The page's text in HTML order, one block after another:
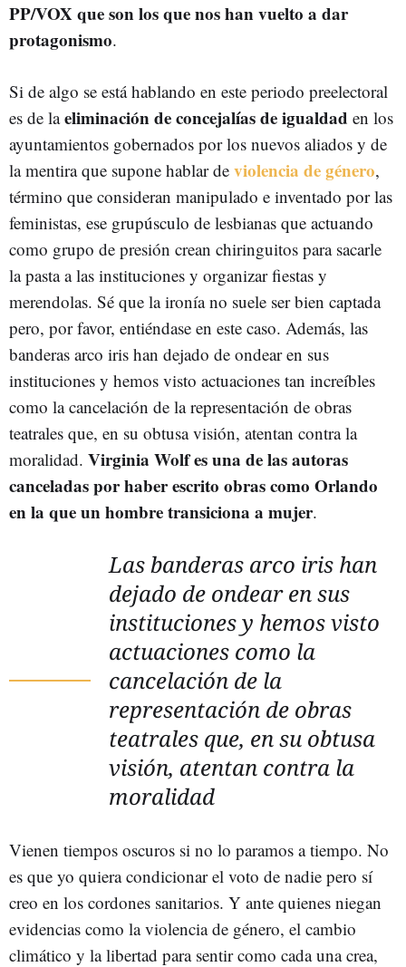
PP/VOX que son los que nos han vuelto a dar
protagonismo.
Si de algo se está hablando en este periodo preelectoral
es de laeliminación de concejalías de igualdad en los
ayuntamientos gobernados por los nuevos aliados y de
la mentira que supone hablar de violencia de género,
término que consideran manipulado e inventado por las
feministas, ese grupúsculo de lesbianas que actuando
como grupo de presión crean chiringuitos para sacarle
la pasta a las instituciones y organizar fiestas y
merendolas. Sé que la ironía no suele ser bien captada
pero, por favor, entiéndase en este caso. Además, las
banderas arco iris han dejado de ondear en sus
instituciones y hemos visto actuaciones tan increíbles
como la cancelación de la representación de obras
teatrales que, en su obtusa visión, atentan contra la
moralidad. Virginia Wolf es una de las autoras
canceladas por haber escrito obras como Orlando
en la que un hombre transiciona a mujer.
Las banderas arco iris han
dejado de ondear en sus
instituciones y hemos visto
actuaciones como la
cancelación de la
representación de obras
teatrales que, en su obtusa
visión, atentan contra la
moralidad
Vienen tiempos oscuros si no lo paramos a tiempo. No
es que yo quiera condicionar el voto de nadie pero sí
creo en los cordones sanitarios. Y ante quienes niegan
evidencias como la violencia de género, el cambio
climático y la libertad para sentir como cada una crea,